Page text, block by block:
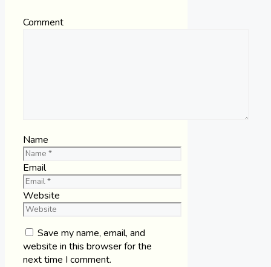
Comment
Name
Email
Website
Save my name, email, and
website in this browser for the
next time I comment.